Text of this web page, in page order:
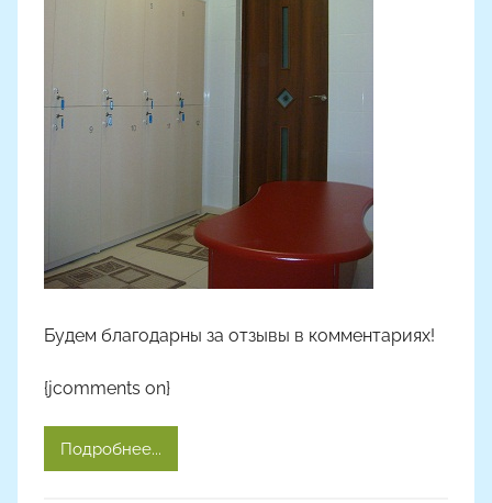
Будем благодарны за отзывы в комментариях!
{jcomments on}
Подробнее...